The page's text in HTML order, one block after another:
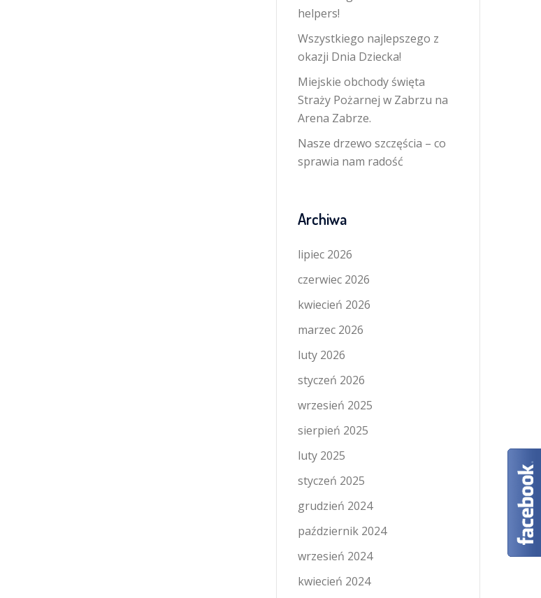
helpers!
Wszystkiego najlepszego z
okazji Dnia Dziecka!
Miejskie obchody święta
Straży Pożarnej w Zabrzu na
Arena Zabrze.
Nasze drzewo szczęścia – co
sprawia nam radość
Archiwa
lipiec 2026
czerwiec 2026
kwiecień 2026
marzec 2026
luty 2026
styczeń 2026
wrzesień 2025
sierpień 2025
luty 2025
styczeń 2025
grudzień 2024
październik 2024
wrzesień 2024
kwiecień 2024